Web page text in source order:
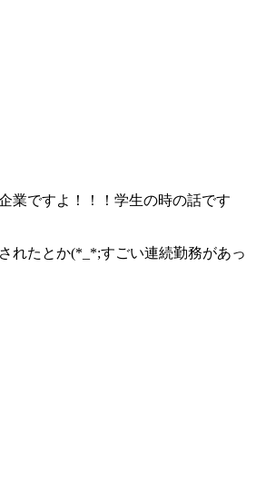
業ですよ！！！学生の時の話です
れたとか(*_*;すごい連続勤務があっ